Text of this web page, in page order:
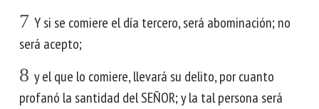
7 Y si se comiere el día tercero, será abominación; no
será acepto;
8 y el que lo comiere, llevará su delito, por cuanto
profanó la santidad del SEÑOR; y la tal persona será